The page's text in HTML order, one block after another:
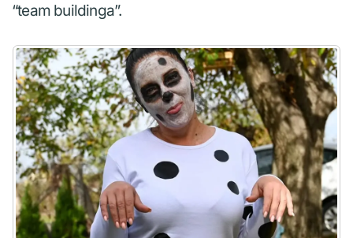
“team buildinga”.